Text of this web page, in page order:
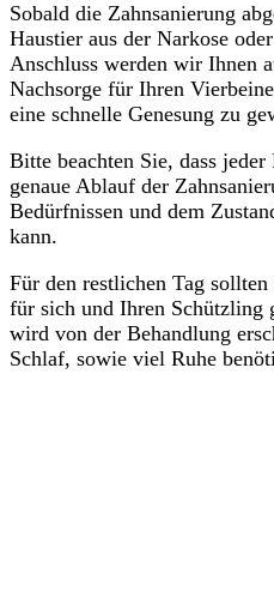
Sobald die Zahnsanierung
Haustier aus der Narkose
Anschluss werden wir Ihnen
Nachsorge für Ihren
eine schnelle Genesung zu
Bitte beachten Sie, dass
genaue Ablauf der
Bedürfnissen und dem
kann.
Für den restlichen Tag
für sich und Ihren Schützling
wird von der Behandlung
Schlaf, sowie viel Ruhe